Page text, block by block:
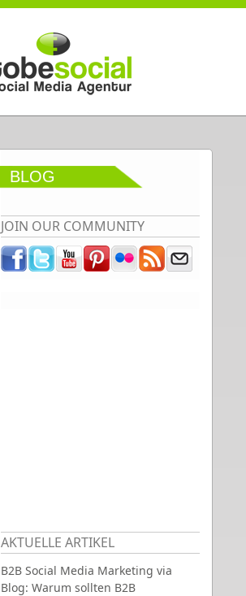
BLOG
JOIN OUR COMMUNITY
AKTUELLE ARTIKEL
B2B Social Media Marketing via
Blog: Warum sollten B2B